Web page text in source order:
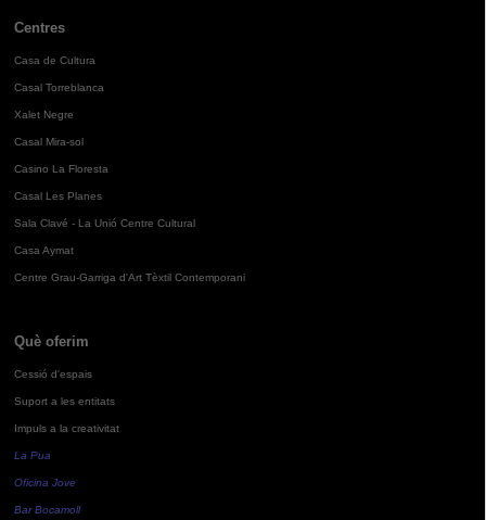
Centres
Casa de Cultura
Casal Torreblanca
Xalet Negre
Casal Mira-sol
Casino La Floresta
Casal Les Planes
Sala Clavé - La Unió Centre Cultural
Casa Aymat
Centre Grau-Garriga d'Art Tèxtil Contemporani
Què oferim
Cessió d'espais
Suport a les entitats
Impuls a la creativitat
La Pua
Oficina Jove
Bar Bocamoll